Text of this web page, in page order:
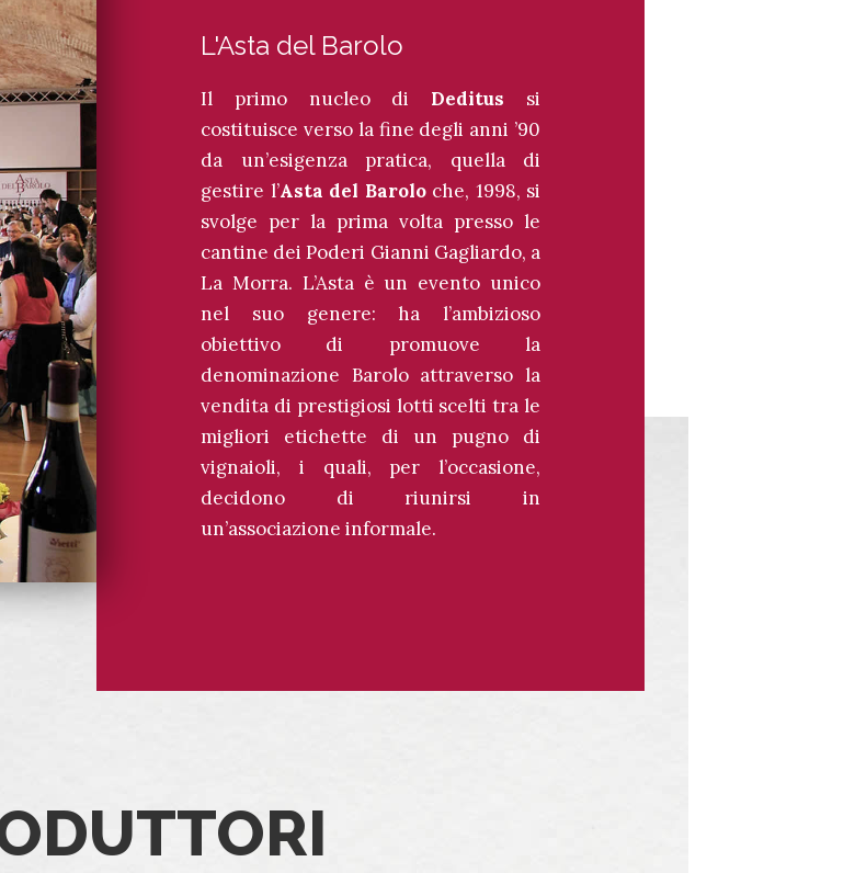
L'Asta del Barolo
Il primo nucleo di Deditus si
costituisce verso la fine degli anni ’90
da un’esigenza pratica, quella di
gestire l’Asta del Baroloche, 1998, si
svolge per la prima volta presso le
cantine dei Poderi Gianni Gagliardo, a
La Morra. L’Asta è un evento unico
nel suo genere: ha l’ambizioso
obiettivo di promuove la
denominazione Barolo attraverso la
vendita di prestigiosi lotti scelti tra le
migliori etichette di un pugno di
vignaioli, i quali, per l’occasione,
decidono di riunirsi in
un’associazione informale.